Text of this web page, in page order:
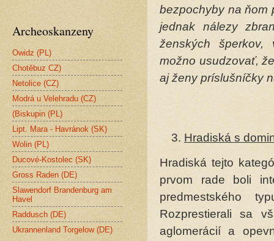
bezpochyby na ňom
jednak nálezy
ženských šperkov,
možno usudzovať,
aj ženy príslušníčky
Hradiská s
Hradiská tejto
prvom rade boli
predmestského
Rozprestierali sa
aglomerácií a
Archeoskanzeny
Owidz (PL)
Chotěbuz CZ)
Netolice (CZ)
Modrá u Velehradu (CZ)
(Biskupin (PL)
Lipt. Mara - Havránok (SK)
Wolin (PL)
Ducové-Kostolec (SK)
Gross Raden (DE)
Slawendorf Brandenburg am
Havel
Raddusch (DE)
Ukrannenland Torgelow (DE)